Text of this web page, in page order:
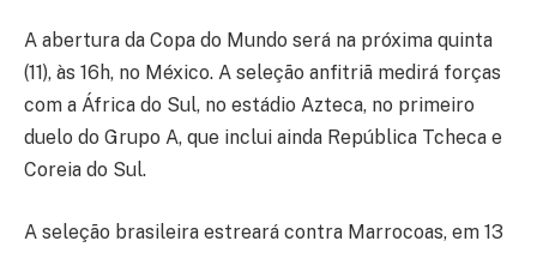
A abertura da Copa do Mundo será na próxima quinta
(11), às 16h, no México. A seleção anfitriã medirá forças
com a África do Sul, no estádio Azteca, no primeiro
duelo do Grupo A, que inclui ainda República Tcheca e
Coreia do Sul.
A seleção brasileira estreará contra Marrocoas, em 13